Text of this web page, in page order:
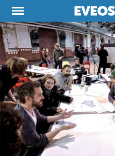
Themen Projekte
Destinationen
Über
Buchtipps